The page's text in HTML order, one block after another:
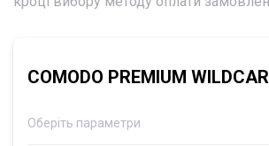
COMODO PREMIUM
Оберіть параметри